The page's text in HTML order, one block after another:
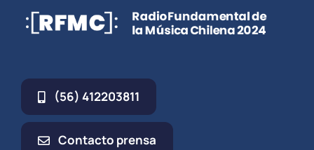
(56) 412203811
Contacto prensa